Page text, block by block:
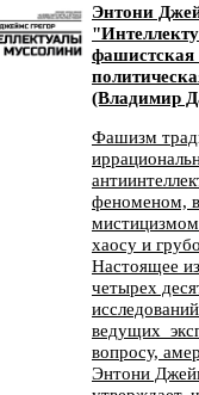
Энтони
фашистская
(Владимир
Фашизм
феноменом,
хаосу и
Настоящее
четырех
ведущих
вопросу,
Энтони